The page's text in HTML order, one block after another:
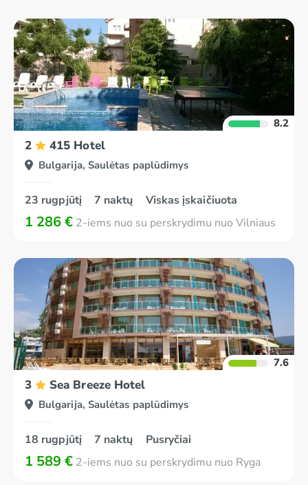
8.2
2 415 Hotel
Bulgarija, Saulėtas paplūdimys
23 rugpjūtį 7 naktų Viskas įskaičiuota
1 286 € 2-iems nuo su perskrydimu nuo Vilniaus
7.6
3 Sea Breeze Hotel
Bulgarija, Saulėtas paplūdimys
18 rugpjūtį 7 naktų Pusryčiai
1 589 € 2-iems nuo su perskrydimu nuo Ryga